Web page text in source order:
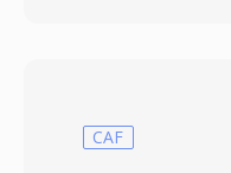
이 설계는 Mac 생태
CAF